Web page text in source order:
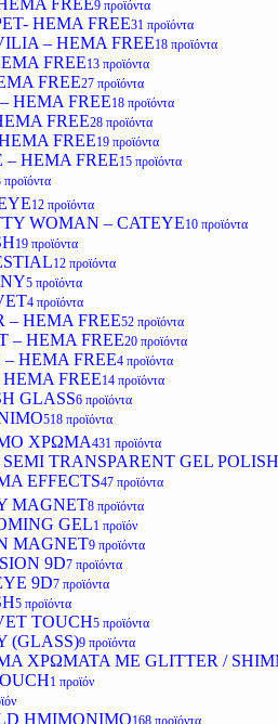
FREE9 προϊόντα
HEMA FREE31 προϊόντα
– HEMA FREE18 προϊόντα
FREE13 προϊόντα
FREE27 προϊόντα
HEMA FREE18 προϊόντα
FREE28 προϊόντα
FREE19 προϊόντα
– HEMA FREE15 προϊόντα
προϊόντα
12 προϊόντα
WOMAN – CATEYE10 προϊόντα
19 προϊόντα
12 προϊόντα
5 προϊόντα
4 προϊόντα
– HEMA FREE52 προϊόντα
– HEMA FREE20 προϊόντα
HEMA FREE4 προϊόντα
FREE14 προϊόντα
GLASS6 προϊόντα
518 προϊόντα
ΧΡΩΜΑ431 προϊόντα
TRANSPARENT GEL POLISH
EFFECTS47 προϊόντα
MAGNET8 προϊόντα
GEL1 προϊόν
MAGNET9 προϊόντα
9D7 προϊόντα
9D7 προϊόντα
5 προϊόντα
TOUCH5 προϊόντα
(GLASS)9 προϊόντα
ΧΡΩΜΑΤΑ ΜΕ GLITTER /
1 προϊόν
ΗΜΙΜΟΝΙΜΟ168 προϊόντα